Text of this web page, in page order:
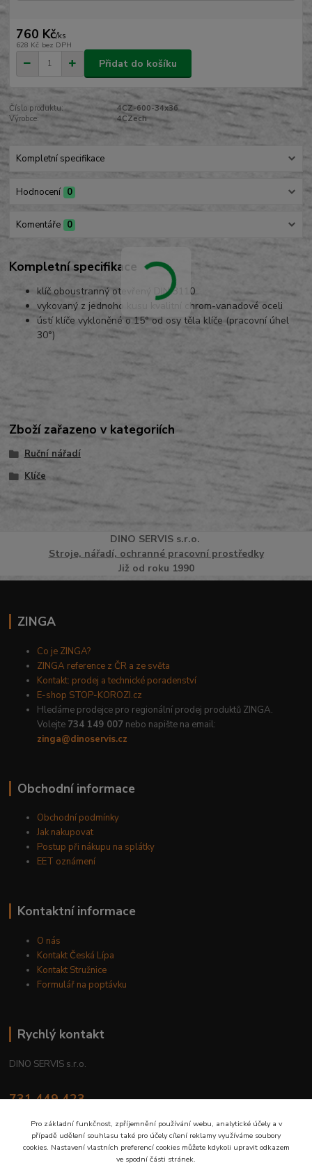
760 Kč/ks
628 Kč bez DPH
Přidat do košíku
Číslo produktu:
4CZ-600-34x36
Výrobce:
4CZech
Kompletní specifikace
Hodnocení 0
Komentáře 0
Kompletní specifikace
klíč oboustranný otevřený DIN 3110
vykovaný z jednoho kusu kvalitní chrom-vanadové oceli
ústí klíče vykloněné o 15° od osy těla klíče (pracovní úhel
30°)
Zboží zařazeno v kategoriích
Ruční nářadí
Klíče
DINO SERVISs.r.o.
Stroje, nářadí, ochranné pracovní prostředky
Již od roku 1990
ZINGA
Co je ZINGA?
ZINGA reference z ČR a ze světa
Kontakt: prodej a technické poradenství
E-shop STOP-KOROZI.cz
Hledáme prodejce pro regionální prodej produktů ZINGA.
Volejte 734 149 007 nebo napište na email:
zinga@dinoservis.cz
Obchodní informace
Obchodní podmínky
Jak nakupovat
Postup při nákupu na splátky
EET oznámení
Kontaktní informace
O nás
Kontakt Česká Lípa
Kontakt Stružnice
Formulář na poptávku
Rychlý kontakt
DINO SERVIS s.r.o.
731 449 423
prodejna@dinoservis.cz
Pro základní funkčnost, zpříjemnění používání webu, analytické účely a v
případě udělení souhlasu také pro účely cílení reklamy využíváme soubory
cookies. Nastavení vlastních preferencí cookies můžete kdykoli upravit odkazem
ve spodní části stránek.